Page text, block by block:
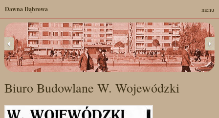
Biuro Budowlane W. Wojewódzki
Dawna Dąbrowa menu